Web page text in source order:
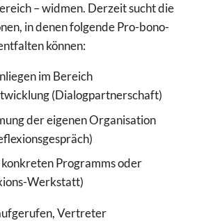
– widmen. Derzeit sucht die
in denen folgende Pro-bono-
können:
im Bereich
(Dialogpartnerschaft)
der eigenen Organisation
Programms oder
Werkstatt)
Vertreter